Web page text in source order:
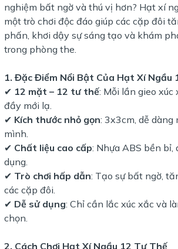
nghiệm bất ngờ và thú vị hơn? Hạt xí
một trò chơi độc đáo giúp các cặp đôi
phấn, khơi dậy sự sáng tạo và khám
trong phòng the.
1. Đặc Điểm Nổi Bật Của Hạt Xí Ngầu
✔ 12 mặt – 12 tư thế: Mỗi lần gieo
đầy mới lạ.
✔ Kích thước nhỏ gọn: 3x3cm, dễ dàng
mình.
✔ Chất liệu cao cấp: Nhựa ABS bền bỉ,
dụng.
✔ Trò chơi hấp dẫn: Tạo sự bất ngờ,
các cặp đôi.
✔ Dễ sử dụng: Chỉ cần lắc xúc xắc và
chọn.
2. Cách Chơi Hạt Xí Ngầu 12 Tư Thế